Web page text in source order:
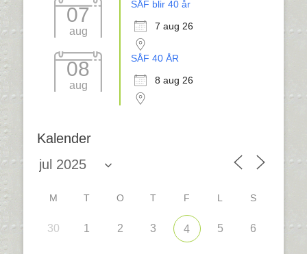
07
aug
SÅF blir 40 år
7 aug 26
08
aug
SÅF 40 ÅR
8 aug 26
Kalender
M T O T F L S
30 1 2 3 4 5 6